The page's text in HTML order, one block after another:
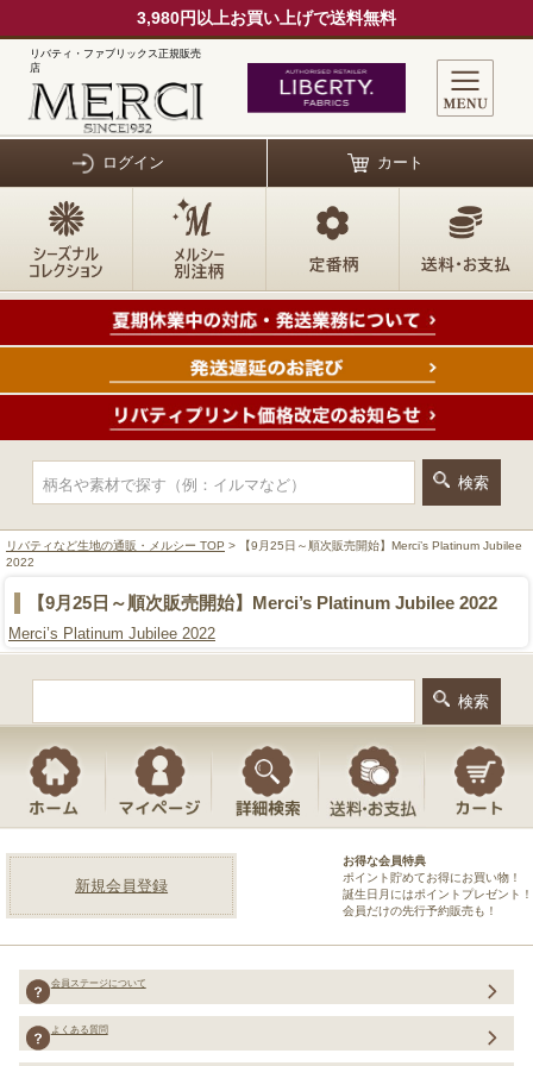
3,980円以上お買い上げで送料無料
リバティ・ファブリックス正規販売
店
ログイン カート
リバティなど生地の通販・メルシー TOP > 【9月25日～順次販売開始】Merci’s Platinum Jubilee
2022
【9月25日～順次販売開始】Merci’s Platinum Jubilee 2022
Merci’s Platinum Jubilee 2022
新規会員登録
お得な会員特典
ポイント貯めてお得にお買い物！
誕生日月にはポイントプレゼント！
会員だけの先行予約販売も！
会員ステージについて
よくある質問